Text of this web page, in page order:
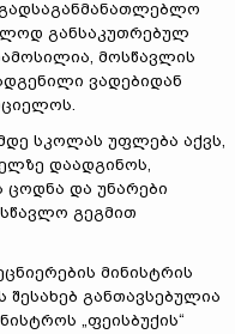
განსაკუთრებულ
მოსწავლის
ვადებიდან
სკოლას უფლება აქვს,
დაადგინოს,
ცოდნა და უნარები
გეგმით
მინისტრის
განთავსებულია
„ფეისბუქის“